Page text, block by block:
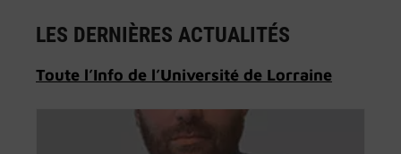
LES DERNIÈRES ACTUALITÉS
Toute l’Info de l’Université de Lorraine